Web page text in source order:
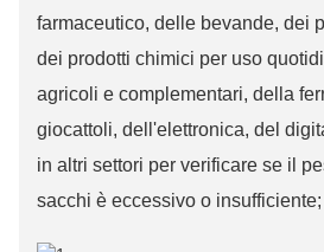
farmaceutico, delle bevande, dei
dei prodotti chimici per uso
agricoli e complementari, della
giocattoli, dell'elettronica, del
in altri settori per verificare se il
sacchi è eccessivo o insufficiente;